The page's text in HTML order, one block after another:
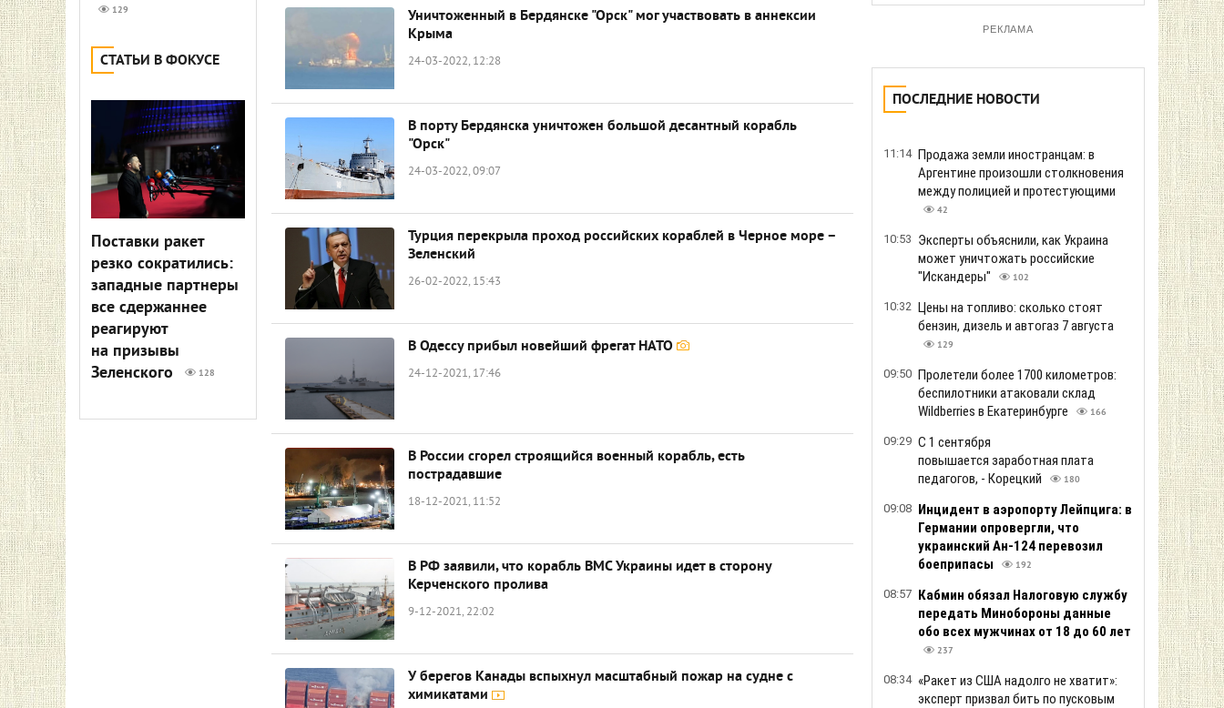
129
СТАТЬИ В ФОКУСЕ
Поставки ракет
резко сократились:
западные партнеры
все сдержаннее
реагируют
на призывы
Зеленского
128
Уничтоженный в Бердянске "Орск" мог участвовать в аннексии
Крыма
24-03-2022, 12:28
В порту Бердянска уничтожен большой десантный корабль
"Орск"
24-03-2022, 09:07
Турция перекрыла проход российских кораблей в Черное море –
Зеленский
26-02-2022, 15:43
В Одессу прибыл новейший фрегат НАТО
24-12-2021, 17:46
В России сгорел строящийся военный корабль, есть
пострадавшие
18-12-2021, 11:52
В РФ заявили, что корабль ВМС Украины идет в сторону
Керченского пролива
9-12-2021, 22:02
У берегов Канады вспыхнул масштабный пожар на судне с
химикатами
РЕКЛАМА
ПОСЛЕДНИЕ НОВОСТИ
11:14 Продажа земли иностранцам: в
Аргентине произошли столкновения
между полицией и протестующими
42
10:53 Эксперты объяснили, как Украина
может уничтожать российские
"Искандеры"
102
10:32 Цены на топливо: сколько стоят
бензин, дизель и автогаз 7 августа
129
09:50 Пролетели более 1700 километров:
беспилотники атаковали склад
Wildberries в Екатеринбурге
166
09:29 С 1 сентября
повышается заработная плата
педагогов, - Корецкий
180
09:08 Инцидент в аэропорту Лейпцига: в
Германии опровергли, что
украинский Ан-124 перевозил
боеприпасы
192
08:57 Кабмин обязал Налоговую службу
передать Минобороны данные
обо всех мужчинах от 18 до 60 лет
237
08:34 «Ракет из США надолго не хватит»:
эксперт призвал бить по пусковым